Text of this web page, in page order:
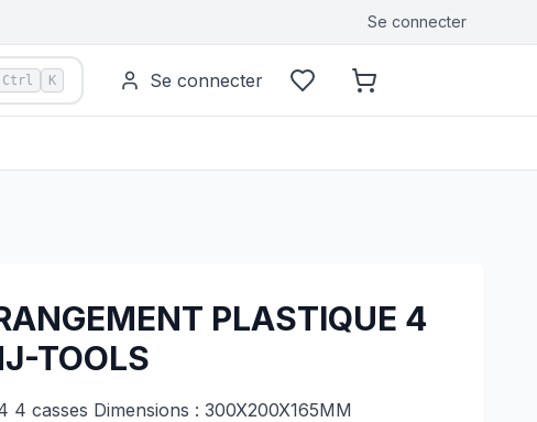
Se connecter
Ctrl K Se connecter
PLASTIQUE 4
TOOLS
4 casses Dimensions : 300X200X165MM